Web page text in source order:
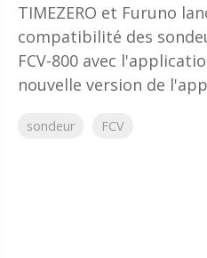
TIMEZERO et Furuno
compatibilité des
FCV-800 avec
nouvelle version de
sondeur FCV